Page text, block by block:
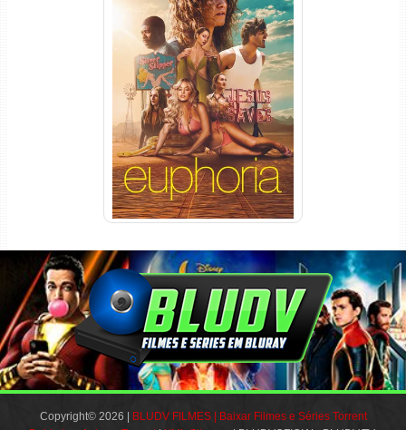
Euphoria 3ª Temporada
Torrent (2026) WEB-DL 1080p
Dual Áudio
Copyright© 2026 |
BLUDV FILMES | Baixar Filmes e Séries Torrent